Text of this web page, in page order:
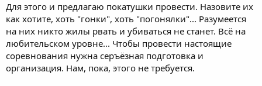
Для этого и предлагаю покатушки провести. Назовите их
как хотите, хоть "гонки", хоть "погонялки"... Разумеется
на них никто жилы рвать и убиваться не станет. Всё на
любительском уровне... Чтобы провести настоящие
соревнования нужна серъёзная подготовка и
организация. Нам, пока, этого не требуется.